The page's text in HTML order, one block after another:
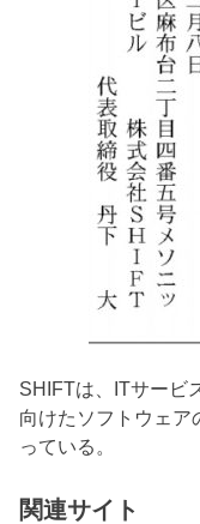
SHIFTは、ITサービ
向けたソフトウェア
っている。
関連サイト